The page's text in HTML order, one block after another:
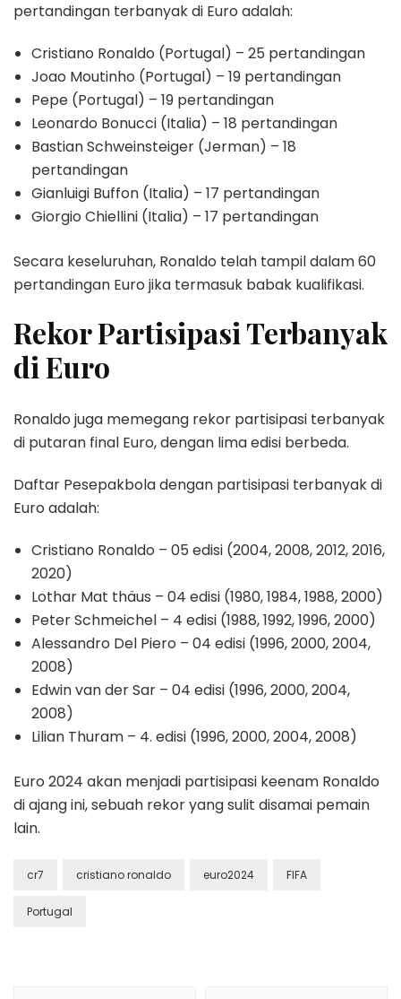
pertandingan terbanyak di Euro adalah:
Cristiano Ronaldo (Portugal) – 25 pertandingan
Joao Moutinho (Portugal) – 19 pertandingan
Pepe (Portugal) – 19 pertandingan
Leonardo Bonucci (Italia) – 18 pertandingan
Bastian Schweinsteiger (Jerman) – 18
pertandingan
Gianluigi Buffon (Italia) – 17 pertandingan
Giorgio Chiellini (Italia) – 17 pertandingan
Secara keseluruhan, Ronaldo telah tampil dalam 60
pertandingan Euro jika termasuk babak kualifikasi.
Rekor Partisipasi Terbanyak
di Euro
Ronaldo juga memegang rekor partisipasi terbanyak
di putaran final Euro, dengan lima edisi berbeda.
Daftar Pesepakbola dengan partisipasi terbanyak di
Euro adalah:
Cristiano Ronaldo – 05 edisi (2004, 2008, 2012, 2016,
2020)
Lothar Mat thäus – 04 edisi (1980, 1984, 1988, 2000)
Peter Schmeichel – 4 edisi (1988, 1992, 1996, 2000)
Alessandro Del Piero – 04 edisi (1996, 2000, 2004,
2008)
Edwin van der Sar – 04 edisi (1996, 2000, 2004,
2008)
Lilian Thuram – 4. edisi (1996, 2000, 2004, 2008)
Euro 2024 akan menjadi partisipasi keenam Ronaldo
di ajang ini, sebuah rekor yang sulit disamai pemain
lain.
cr7 cristiano ronaldo euro2024 FIFA
Portugal